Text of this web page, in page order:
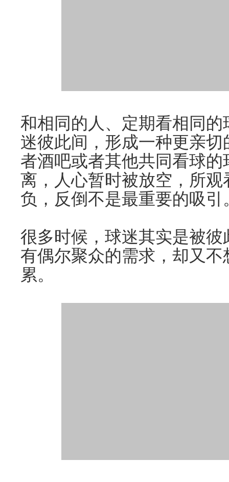
和相同的人、定期看相同
迷彼此间，形成一种更亲
者酒吧或者其他共同看球
离，人心暂时被放空，所
负，反倒不是最重要的吸引
很多时候，球迷其实是被
有偶尔聚众的需求，却又
累。